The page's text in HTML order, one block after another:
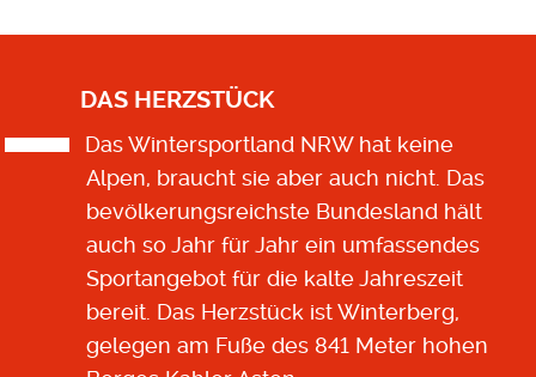
DAS HERZSTÜCK
Das Wintersportland NRW hat keine
Alpen, braucht sie aber auch nicht. Das
bevölkerungsreichste Bundesland hält
auch so Jahr für Jahr ein umfassendes
Sportangebot für die kalte Jahreszeit
bereit. Das Herzstück ist Winterberg,
gelegen am Fuße des 841 Meter hohen